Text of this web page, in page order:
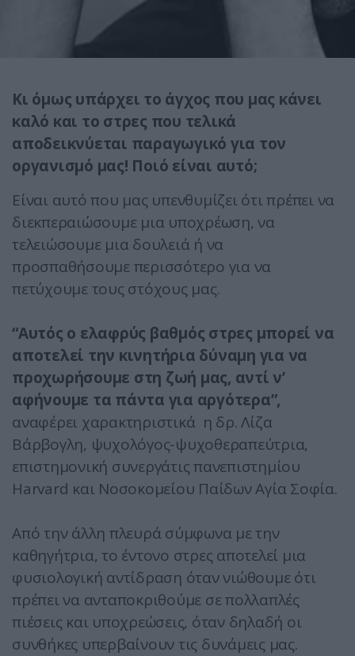
Κι όμως υπάρχει το άγχος που μας κάνει
καλό και το στρες που τελικά
αποδεικνύεται παραγωγικό για τον
οργανισμό μας! Ποιό είναι αυτό;
Είναι αυτό που μας υπενθυμίζει ότι πρέπει να
διεκπεραιώσουμε μια υποχρέωση, να
τελειώσουμε μια δουλειά ή να
προσπαθήσουμε περισσότερο για να
πετύχουμε τους στόχους μας.
“Αυτός ο ελαφρύς βαθμός στρες μπορεί να
αποτελεί την κινητήρια δύναμη για να
προχωρήσουμε στη ζωή μας, αντί ν’
αφήνουμε τα πάντα για αργότερα”,
αναφέρει χαρακτηριστικά η δρ. Λίζα
Βάρβογλη, ψυχολόγος-ψυχοθεραπεύτρια,
επιστημονική συνεργάτις πανεπιστημίου
Harvard και Νοσοκομείου Παίδων Αγία Σοφία.
Από την άλλη πλευρά σύμφωνα με την
καθηγήτρια, το έντονο στρες αποτελεί μια
φυσιολογική αντίδραση όταν νιώθουμε ότι
πρέπει να ανταποκριθούμε σε πολλαπλές
πιέσεις και υποχρεώσεις, όταν δηλαδή οι
συνθήκες υπερβαίνουν τις δυνάμεις μας.